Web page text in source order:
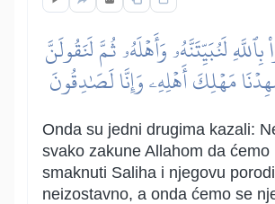
بِٱللَّهِ لَنُبَيِّتَنَّهُۥ وَأَهۡلَهُۥ ثُمَّ لَنَقُولَنَّ
مَهۡلِكَ أَهۡلِهِۦ وَإِنَّا لَصَٰدِقُونَ
Onda su jedni drugima kazali:
svako zakune Allahom da ćemo
smaknuti Saliha i njegovu
neizostavno, a onda ćemo se